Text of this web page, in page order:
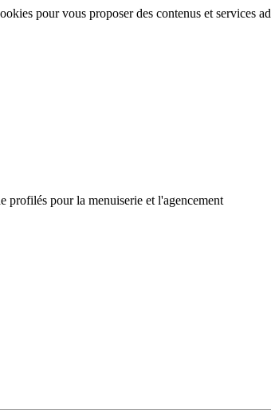
pour vous proposer des contenus et services
profilés pour la menuiserie et l'agencement